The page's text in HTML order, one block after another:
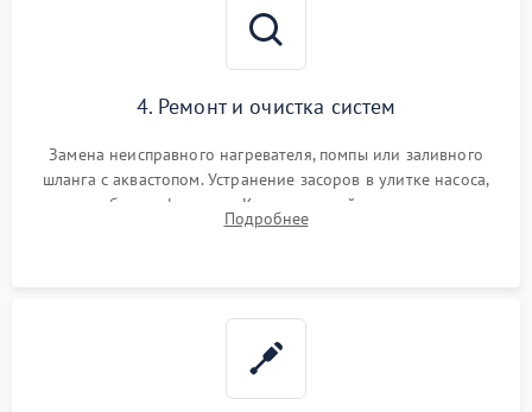
4. Ремонт и очистка систем
Замена неисправного нагревателя, помпы или заливного
шланга с аквастопом. Устранение засоров в улитке насоса,
патрубках и фильтрах. Компонентный ремонт платы
управления, восстановление поврежденной проводки.
Подробнее